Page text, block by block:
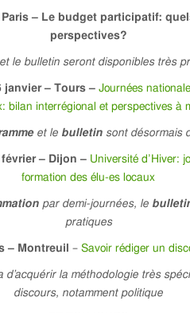
– Le budget participatif:
perspectives?
le bulletin seront disponibles très
janvier – Tours – Journées
bilan interrégional et perspectives à
et le bulletin sont désormais
– Dijon – Université d’Hiver:
formation des élu-es locaux
par demi-journées, le
pratiques
– Montreuil – Savoir rédiger un
d’acquérir la méthodologie très
discours, notamment politique